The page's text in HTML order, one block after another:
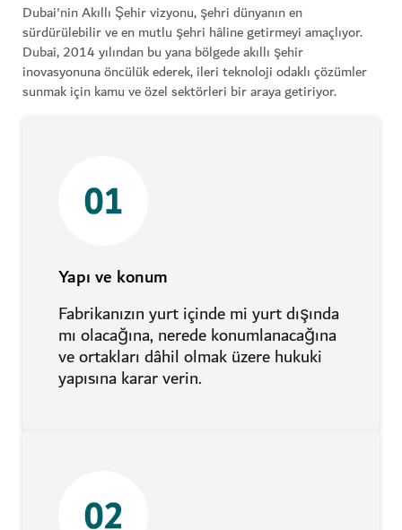
Dubai'nin Akıllı Şehir vizyonu, şehri dünyanın en
sürdürülebilir ve en mutlu şehri hâline getirmeyi amaçlıyor.
Dubai, 2014 yılından bu yana bölgede akıllı şehir
inovasyonuna öncülük ederek, ileri teknoloji odaklı çözümler
sunmak için kamu ve özel sektörleri bir araya getiriyor.
Yapı ve konum
Fabrikanızın yurt içinde mi yurt dışında
mı olacağına, nerede konumlanacağına
ve ortakları dâhil olmak üzere hukuki
yapısına karar verin.